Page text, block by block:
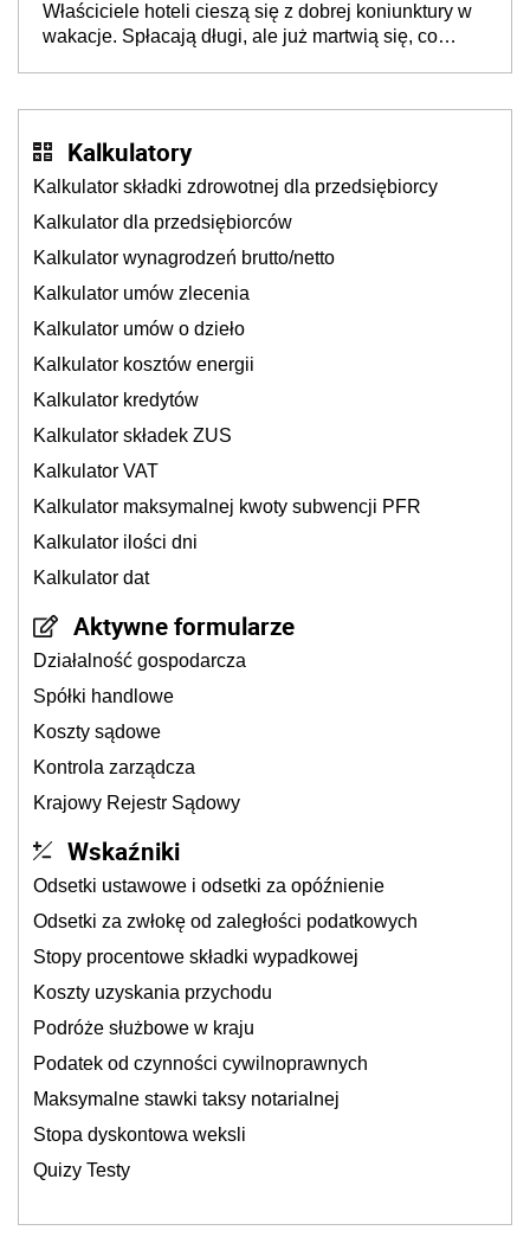
cichu
Właściciele hoteli cieszą się z dobrej koniunktury w
wakacje. Spłacają długi, ale już martwią się, co
Kalkulatory
Kalkulator składki zdrowotnej dla przedsiębiorcy
Kalkulator dla przedsiębiorców
Kalkulator wynagrodzeń brutto/netto
Kalkulator umów zlecenia
Kalkulator umów o dzieło
Kalkulator kosztów energii
Kalkulator kredytów
Kalkulator składek ZUS
Kalkulator VAT
Kalkulator maksymalnej kwoty subwencji PFR
Kalkulator ilości dni
Kalkulator dat
Aktywne formularze
Działalność gospodarcza
Spółki handlowe
Koszty sądowe
Kontrola zarządcza
Krajowy Rejestr Sądowy
Wskaźniki
Odsetki ustawowe i odsetki za opóźnienie
Odsetki za zwłokę od zaległości podatkowych
Stopy procentowe składki wypadkowej
Koszty uzyskania przychodu
Podróże służbowe w kraju
Podatek od czynności cywilnoprawnych
Maksymalne stawki taksy notarialnej
Stopa dyskontowa weksli
Quizy Testy